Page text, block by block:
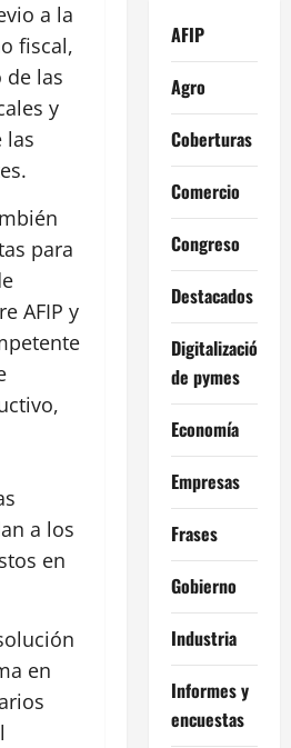
a la
fiscal,
las
y
las
para
AFIP y
a los
en
en
AFIP
Agro
Coberturas
Comercio
Congreso
Destacados
Digitalización
de pymes
Economía
Empresas
Frases
Gobierno
Industria
Informes y
encuestas